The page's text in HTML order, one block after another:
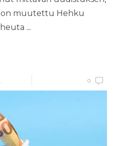
on muutettu Hehku
...
0